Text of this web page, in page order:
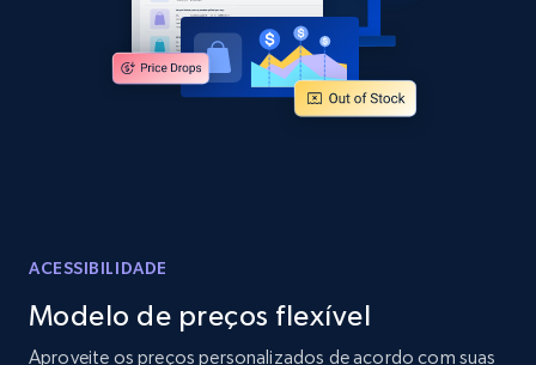
Home Depot US - Discovery products by
specific category URL
URL, Domain, Country code, Model number,
ACESSIBILIDADE
Modelo de preços flexível
Aproveite os preços personalizados de acordo com suas